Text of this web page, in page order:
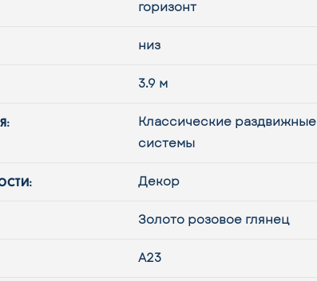
горизонт
низ
3.9 м
Классические раздвижные
системы
Декор
Золото розовое глянец
А23